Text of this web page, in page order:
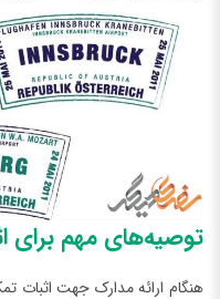
توصیه‌های مهم برای
هنگام ارائه مدارک جهت اثبات